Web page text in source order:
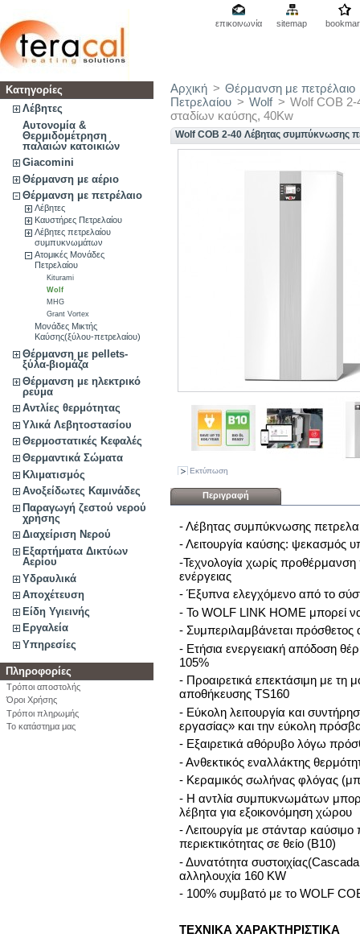
επικοινωνία sitemap
Κατηγορίες
Λέβητες
Αυτονομία &
Θερμιδομέτρηση
παλαιών κατοικιών
Giacomini
Θέρμανση με αέριο
Θέρμανση με πετρέλαιο
Λέβητες
Καυστήρες Πετρελαίου
Λέβητες πετρελαίου
συμπυκνωμάτων
Ατομικές Μονάδες
Πετρελαίου
Kiturami
Wolf
MHG
Grant Vortex
Μονάδες Μικτής
Καύσης(ξύλου-πετρελαίου)
Θέρμανση με pellets-
ξύλα-βιομάζα
Θέρμανση με ηλεκτρικό
ρεύμα
Αντλίες θερμότητας
Υλικά Λεβητοστασίου
Θερμοστατικές Κεφαλές
Θερμαντικά Σώματα
Κλιματισμός
Ανοξείδωτες Καμινάδες
Παραγωγή ζεστού νερού
χρήσης
Διαχείριση Νερού
Εξαρτήματα Δικτύων
Αερίου
Υδραυλικά
Αποχέτευση
Είδη Υγιεινής
Εργαλεία
Υπηρεσίες
Πληροφορίες
Τρόποι αποστολής
Όροι Χρήσης
Τρόποι πληρωμής
Το κατάστημα μας
Αρχική > Θέρμανση με πετρέλαιο
Πετρελαίου > Wolf > Wolf COB 2-
σταδίων καύσης, 40Kw
Wolf COB 2-40 Λέβητας συμπύκνωσης
Εκτύπωση
Περιγραφή
- Λέβητας συμπύκνωσης
- Λειτουργία καύσης: ψεκασμός
-Τεχνολογία χωρίς προθέρμανση
ενέργειας
- Έξυπνα ελεγχόμενο από το
- Το WOLF LINK HOME μπορεί
- Συμπεριλαμβάνεται πρόσθετος
- Ετήσια ενεργειακή απόδοση
105%
- Προαιρετικά επεκτάσιμη με τη
αποθήκευσης TS160
- Εύκολη λειτουργία και
εργασίας» και την εύκολη
- Εξαιρετικά αθόρυβο λόγω
- Ανθεκτικός εναλλάκτης
- Κεραμικός σωλήνας φλόγας
- Η αντλία συμπυκνωμάτων
λέβητα για εξοικονόμηση χώρου
- Λειτουργία με στάνταρ
περιεκτικότητας σε θείο (B10)
- Δυνατότητα
αλληλουχία 160 KW
- 100% συμβατό με το WOLF
ΤΕΧΝΙΚΑ ΧΑΡΑΚΤΗΡΙΣΤΙΚΑ